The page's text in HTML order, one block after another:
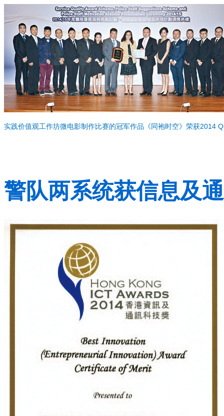
实践价值观工作坊微电影制作比赛的冠军作品《同袍时空》荣获2014
警队两系统获信息及